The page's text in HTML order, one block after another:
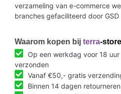
verzameling van e-commerce
branches gefaciliteerd door GSD
Waarom kopen bij terra-
Op een werkdag voor 18
verzonden
Vanaf €50,- gratis
Binnen 14 dagen retourneren